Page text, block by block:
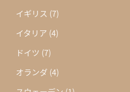
イギリス (7)
イタリア (4)
ドイツ (7)
オランダ (4)